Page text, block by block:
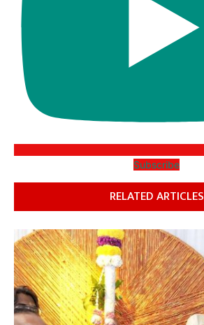
Subscribe
RELATED ARTICLES